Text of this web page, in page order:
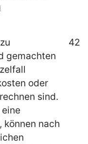
42
gemachten
oder
sind.
nach